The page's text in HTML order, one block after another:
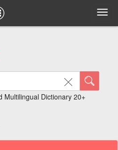
Multilingual Dictionary 20+